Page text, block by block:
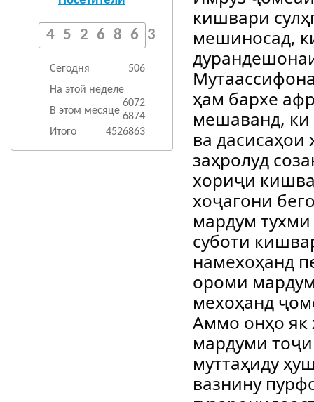
4526863
Сегодня
506
На этой неделе
6072
В этом месяце 6874
Итого
4526863
кишвари
мешиносад,
ҳам бархе
мешаванд, ки
ва
заҳролуд
хориҷи
хоҷагони
мардум
суботи
намехоҳанд
ороми
мехоҳанд
Аммо онҳо як
мардуми
муттаҳиду
вазнину